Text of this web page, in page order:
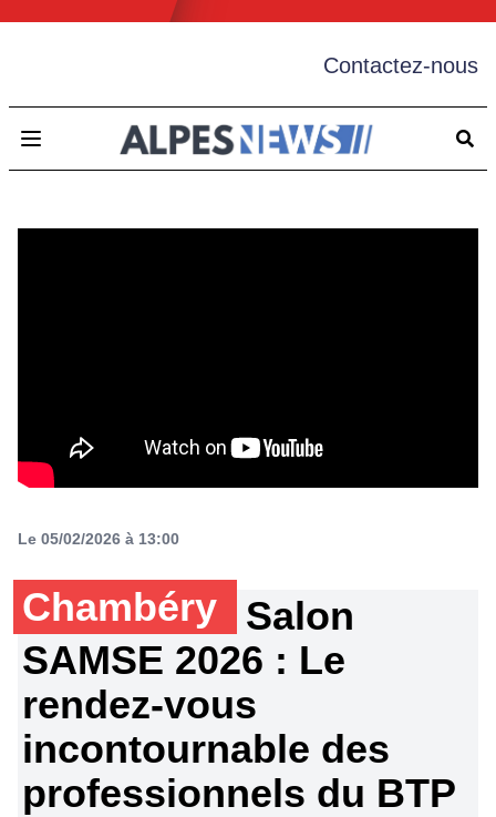
Contactez-nous
Open main menu
Le 05/02/2026 à 13:00
Chambéry
Salon
SAMSE 2026 : Le
rendez-vous
incontournable des
professionnels du BTP